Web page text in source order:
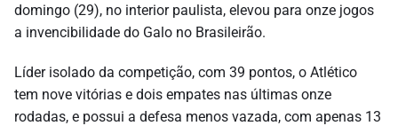
domingo (29), no interior paulista, elevou para onze jogos
a invencibilidade do Galo no Brasileirão.
Líder isolado da competição, com 39 pontos, o Atlético
tem nove vitórias e dois empates nas últimas onze
rodadas, e possui a defesa menos vazada, com apenas 13